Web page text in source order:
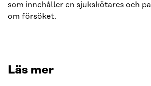
som innehåller en sjukskötares och
om försöket.
Läs mer